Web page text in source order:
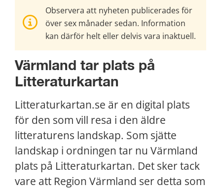
Observera att nyheten publicerades för
över sex månader sedan. Information
kan därför helt eller delvis vara inaktuell.
Värmland tar plats på
Litteraturkartan
Litteraturkartan.se är en digital plats
för den som vill resa i den äldre
litteraturens landskap. Som sjätte
landskap i ordningen tar nu Värmland
plats på Litteraturkartan. Det sker tack
vare att Region Värmland ser detta som